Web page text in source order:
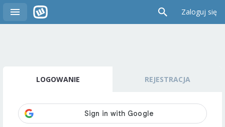
Zaloguj się
LOGOWANIE REJESTRACJA